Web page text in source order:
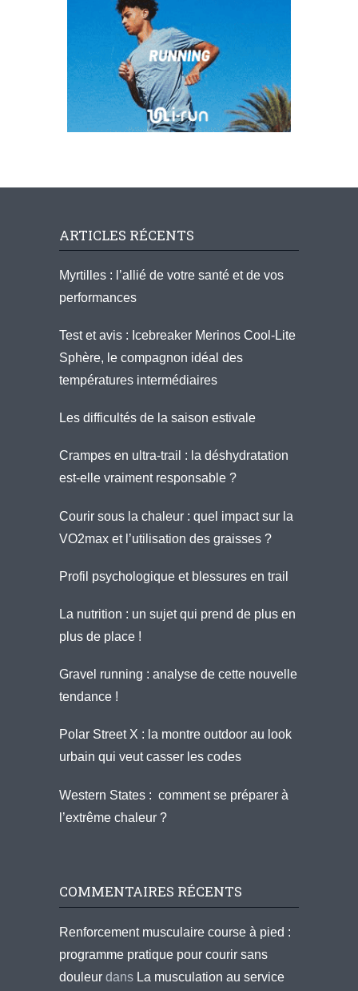
ARTICLES RÉCENTS
Myrtilles : l’allié de votre santé et de vos
performances
Test et avis : Icebreaker Merinos Cool-Lite
Sphère, le compagnon idéal des
températures intermédiaires
Les difficultés de la saison estivale
Crampes en ultra-trail : la déshydratation
est-elle vraiment responsable ?
Courir sous la chaleur : quel impact sur la
VO2max et l’utilisation des graisses ?
Profil psychologique et blessures en trail
La nutrition : un sujet qui prend de plus en
plus de place !
Gravel running : analyse de cette nouvelle
tendance !
Polar Street X : la montre outdoor au look
urbain qui veut casser les codes
Western States : comment se préparer à
l’extrême chaleur ?
COMMENTAIRES RÉCENTS
Renforcement musculaire course à pied :
programme pratique pour courir sans
douleur dans La musculation au service